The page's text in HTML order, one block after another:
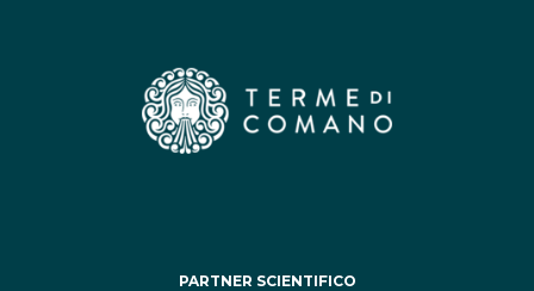
PARTNER SCIENTIFICO